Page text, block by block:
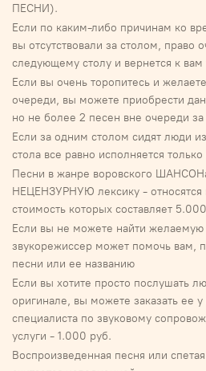
ПЕСНИ).
Если по каким-либо причинам ко
вы отсутствовали за столом, право
следующему столу и вернется к вам
Если вы очень торопитесь и
очереди, вы можете приобрести
но не более 2 песен вне очереди за
Если за одним столом сидят люди
стола все равно исполняется
Песни в жанре воровского
НЕЦЕНЗУРНУЮ лексику - относятся
стоимость которых составляет
Если вы не можете найти
звукорежиссер может помочь вам,
песни или ее названию
Если вы хотите просто послушать
оригинале, вы можете заказать ее
специалиста по звуковому
услуги - 1.000 руб.
Воспроизведенная песня или